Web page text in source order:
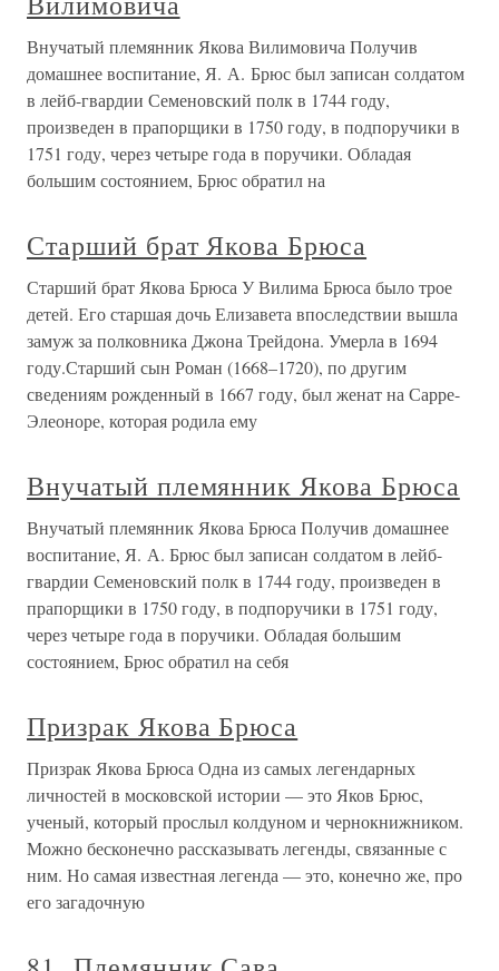
Внучатый племянник Якова Вилимовича Получив
домашнее воспитание, Я. А. Брюс был записан солдатом
в лейб-гвардии Семеновский полк в 1744 году,
произведен в прапорщики в 1750 году, в подпоручики в
1751 году, через четыре года в поручики. Обладая
большим состоянием, Брюс обратил на
Старший брат Якова Брюса
Старший брат Якова Брюса У Вилима Брюса было трое
детей. Его старшая дочь Елизавета впоследствии вышла
замуж за полковника Джона Трейдона. Умерла в 1694
году.Старший сын Роман (1668–1720), по другим
сведениям рожденный в 1667 году, был женат на Сарре-
Элеоноре, которая родила ему
Внучатый племянник Якова Брюса
Внучатый племянник Якова Брюса Получив домашнее
воспитание, Я. А. Брюс был записан солдатом в лейб-
гвардии Семеновский полк в 1744 году, произведен в
прапорщики в 1750 году, в подпоручики в 1751 году,
через четыре года в поручики. Обладая большим
состоянием, Брюс обратил на себя
Призрак Якова Брюса
Призрак Якова Брюса Одна из самых легендарных
личностей в московской истории — это Яков Брюс,
ученый, который прослыл колдуном и чернокнижником.
Можно бесконечно рассказывать легенды, связанные с
ним. Но самая известная легенда — это, конечно же, про
его загадочную